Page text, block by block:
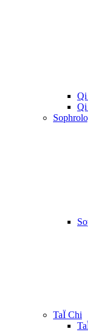
Qi
Qi
TaÏ Chi